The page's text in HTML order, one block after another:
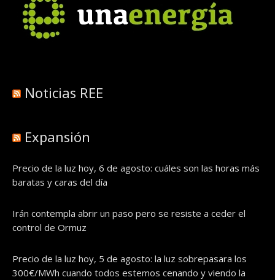
Noticias REE
Expansión
Precio de la luz hoy, 6 de agosto: cuáles son las horas más
baratas y caras del día
Irán contempla abrir un paso pero se resiste a ceder el
control de Ormuz
Precio de la luz hoy, 5 de agosto: la luz sobrepasara los
300€/MWh cuando todos estemos cenando y viendo la